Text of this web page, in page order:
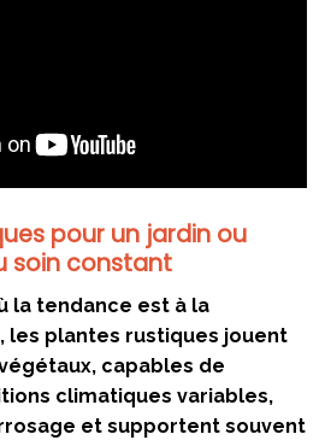
pour un jardin ou
soin constant
la tendance est à la
les plantes rustiques jouent
capables de
climatiques variables,
et supportent souvent